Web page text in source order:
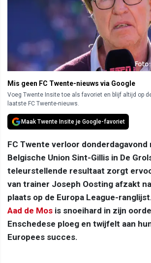
Mis geen FC Twente-nieuws via Google
Voeg Twente Insite toe als favoriet en blijf altijd op
laatste FC Twente-nieuws.
Maak Twente Insite je Google-favoriet
FC Twente verloor donderdagavond
Belgische Union Sint-Gillis in De
teleurstellende resultaat zorgt
van trainer Joseph Oosting afzakt
plaats op de Europa League-
Aad de Mos is snoeihard in zijn
Enschedese ploeg en twijfelt aan
Europees succes.